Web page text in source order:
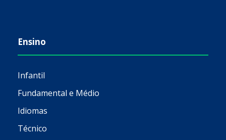
Ensino
Infantil
Fundamental e Médio
Idiomas
Técnico